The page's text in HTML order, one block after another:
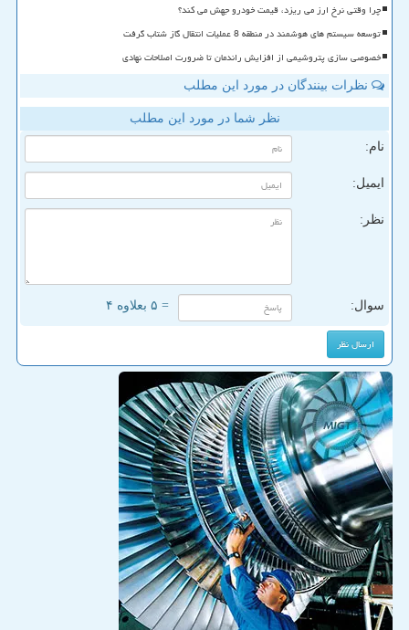
چرا وقتی نرخ ارز می ریزد، قیمت خودرو جهش می کند؟
توسعه سیستم های هوشمند در منطقه 8 عملیات انتقال گاز شتاب گرفت
خصوصی سازی پتروشیمی از افزایش راندمان تا ضرورت اصلاحات نهادی
نظرات بینندگان در مورد این مطلب
نظر شما در مورد این مطلب
نام:
ایمیل:
نظر:
سوال: = ۵ بعلاوه ۴